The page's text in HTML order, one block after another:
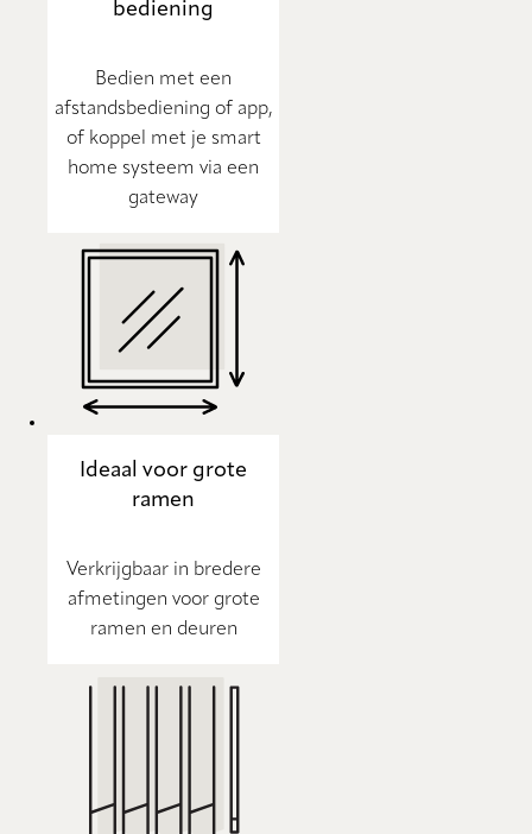
bediening
Bedien met een
afstandsbediening of app,
of koppel met je smart
home systeem via een
gateway
Ideaal voor grote
ramen
Verkrijgbaar in bredere
afmetingen voor grote
ramen en deuren